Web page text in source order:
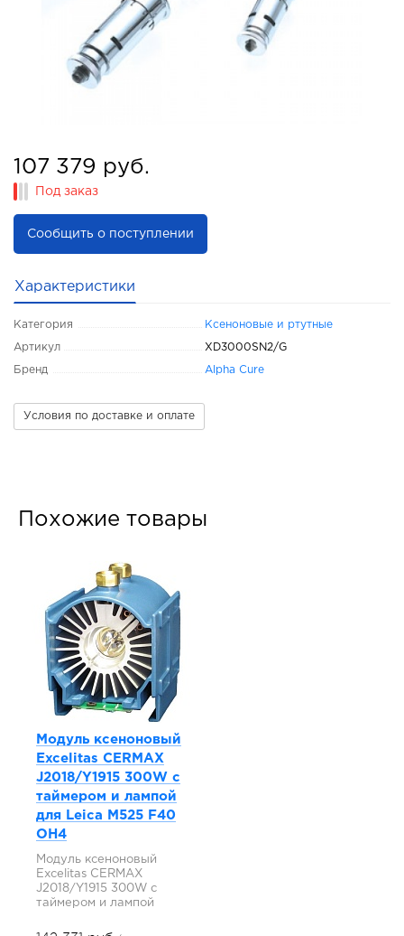
107 379 руб.
Под заказ
Сообщить о поступлении
Характеристики
Категория Ксеноновые и ртутные
Артикул XD3000SN2/G
Бренд Alpha Cure
Условия по доставке и оплате
Похожие товары
Модуль ксеноновый
Excelitas CERMAX
J2018/Y1915 300W с
таймером и лампой
для Leica M525 F40
OH4
Модуль ксеноновый
Excelitas CERMAX
J2018/Y1915 300W с
таймером и лампой